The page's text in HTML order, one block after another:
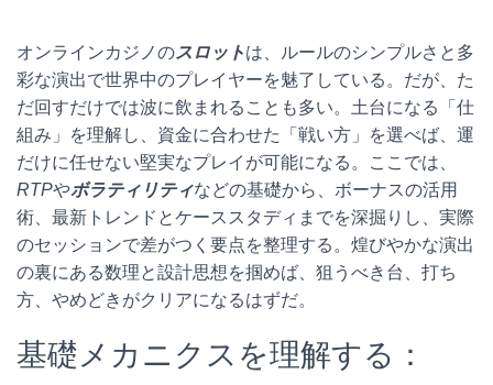
オンラインカジノのスロットは、ルールのシンプルさと多
彩な演出で世界中のプレイヤーを魅了している。だが、た
だ回すだけでは波に飲まれることも多い。土台になる「仕
組み」を理解し、資金に合わせた「戦い方」を選べば、運
だけに任せない堅実なプレイが可能になる。ここでは、
RTPやボラティリティなどの基礎から、ボーナスの活用
術、最新トレンドとケーススタディまでを深掘りし、実際
のセッションで差がつく要点を整理する。煌びやかな演出
の裏にある数理と設計思想を掴めば、狙うべき台、打ち
方、やめどきがクリアになるはずだ。
基礎メカニクスを理解する：